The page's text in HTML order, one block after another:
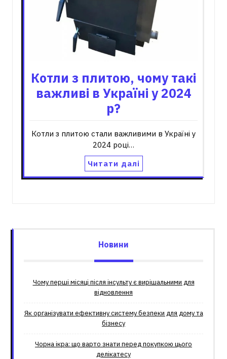
Котли з плитою, чому такі
важливі в Україні у 2024
р?
Котли з плитою стали важливими в Україні у
2024 році…
Читати далі
Новини
Чому перші місяці після інсульту є вирішальними для
відновлення
Як організувати ефективну систему безпеки для дому та
бізнесу
Чорна ікра: що варто знати перед покупкою цього
делікатесу